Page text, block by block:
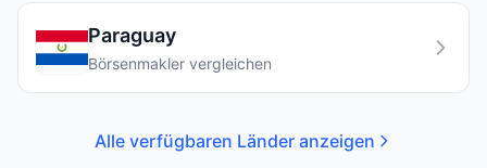
Paraguay
Börsenmakler vergleichen
Alle verfügbaren Länder anzeigen